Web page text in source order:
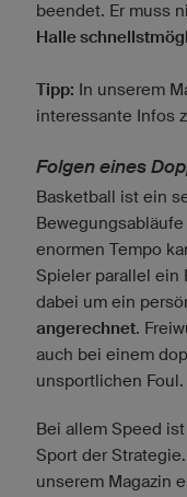
beendet. Er muss
Halle
Tipp: In unserem
interessante Infos
Folgen eines
Basketball ist ein
enormen Tempo
Spieler parallel ein
dabei um ein
angerechnet.
auch bei einem
unsportlichen Foul.
Bei allem Speed
Sport der
unserem Magazin